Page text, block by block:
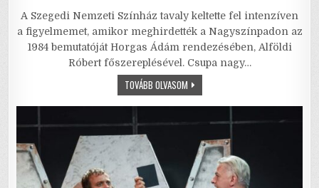
c
e
b
k
it
te
r
ai
l
ai
l
at
s
A
p
ar
e
A Szegedi Nemzeti Színház tavaly keltette fel intenzíven
a figyelmemet, amikor meghirdették a Nagyszínpadon az
1984 bemutatóját Horgas Ádám rendezésében, Alföldi
Róbert főszereplésével. Csupa nagy…
TOVÁBB OLVASOMNAGYON
NAGYON
DOLOG
VOLT
EGYSZER
EGY
EMBER…